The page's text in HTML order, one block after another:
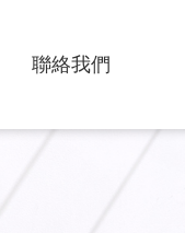
聯絡我們